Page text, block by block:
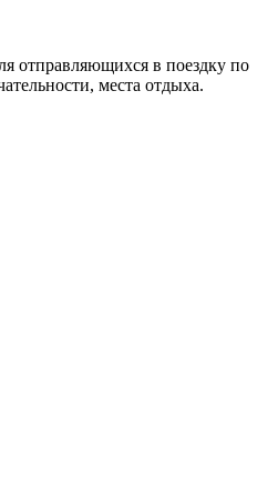
отправляющихся в поездку по
места отдыха.